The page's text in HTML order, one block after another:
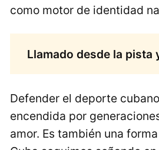
como motor de identidad
Llamado desde la pista
Defender el deporte
encendida por
amor. Es también una